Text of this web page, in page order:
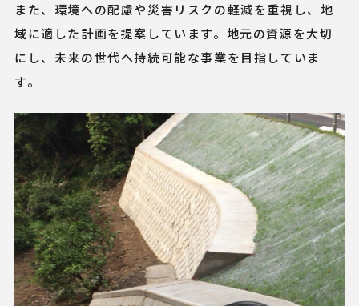
また、環境への配慮や災害リスクの軽減を重視し、地
域に適した計画を提案しています。地元の資源を大切
にし、未来の世代へ持続可能な事業を目指していま
す。